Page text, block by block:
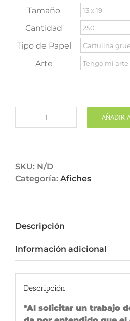
Tamaño
Cantidad
Tipo de Papel
Arte
Afiches
AÑADIR
SKU: N/D
Categoría: Afiches
Descripción
Información adicional
Descripción
*Al solicitar un trabajo